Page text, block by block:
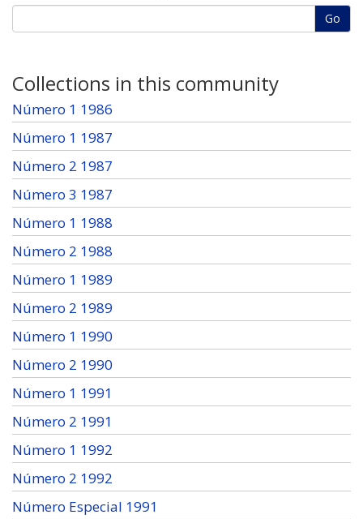
Go
Collections in this community
Número 1 1986
Número 1 1987
Número 2 1987
Número 3 1987
Número 1 1988
Número 2 1988
Número 1 1989
Número 2 1989
Número 1 1990
Número 2 1990
Número 1 1991
Número 2 1991
Número 1 1992
Número 2 1992
Número Especial 1991